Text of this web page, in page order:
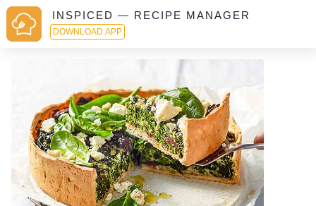
INSPICED — RECIPE MANAGER
DOWNLOAD APP